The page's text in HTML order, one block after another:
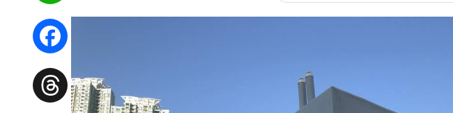
WhatsApp
Facebook